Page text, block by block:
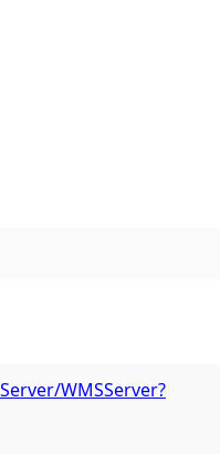
WMSServer?